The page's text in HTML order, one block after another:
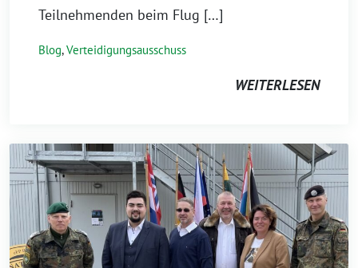
Teilnehmenden beim Flug […]
Blog,Verteidigungsausschuss
WEITERLESEN